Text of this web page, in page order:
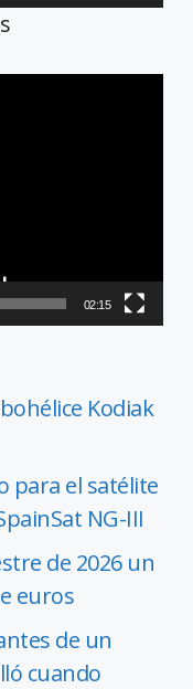
02:15
Kodiak
para el satélite
NG-III
de 2026 un
euros
de un
cuando